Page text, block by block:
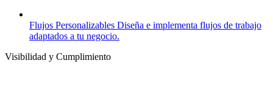
Flujos Personalizables Diseña e implementa flujos de trabajo
adaptados a tu negocio.
Visibilidad y Cumplimiento